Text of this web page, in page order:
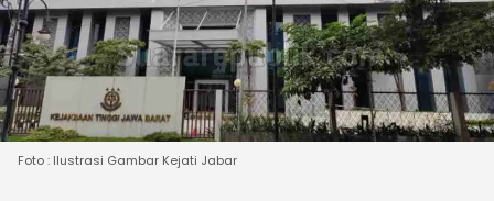
Foto : Ilustrasi Gambar Kejati Jabar